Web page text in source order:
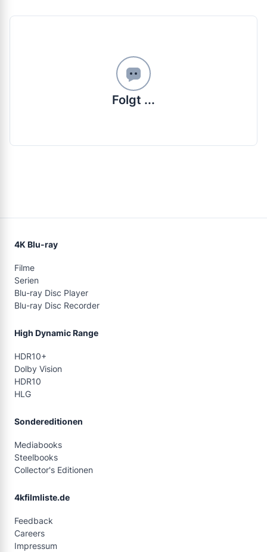
Folgt ...
4K Blu-ray
Filme
Serien
Blu-ray Disc Player
Blu-ray Disc Recorder
High Dynamic Range
HDR10+
Dolby Vision
HDR10
HLG
Sondereditionen
Mediabooks
Steelbooks
Collector's Editionen
4kfilmliste.de
Feedback
Careers
Impressum